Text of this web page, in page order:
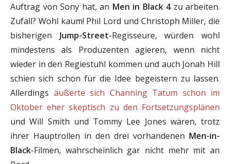
Auftrag von Sony hat, an Men in Black 4zu arbeiten.
Zufall? Wohl kaum! Phil Lord und Christoph Miller, die
bisherigen Jump-Street-Regisseure, würden wohl
mindestens als Produzenten agieren, wenn nicht
wieder in den Regiestuhl kommen und auch Jonah Hill
schien sich schon für die Idee begeistern zu lassen.
Allerdings äußerte sich Channing Tatum schon im
Oktober eher skeptisch zu den Fortsetzungsplänen
und Will Smith und Tommy Lee Jones wären, trotz
ihrer Hauptrollen in den drei vorhandenen Men-in-
Black-Filmen, wahrscheinlich gar nicht mehr mit an